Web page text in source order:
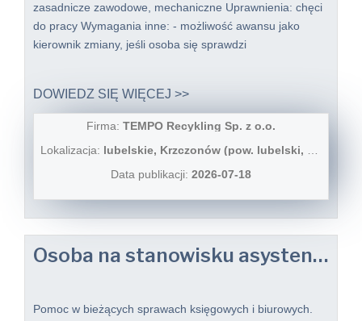
zasadnicze zawodowe, mechaniczne Uprawnienia: chęci
do pracy Wymagania inne: - możliwość awansu jako
kierownik zmiany, jeśli osoba się sprawdzi
DOWIEDZ SIĘ WIĘCEJ >>
Firma: TEMPO Recykling Sp. z o.o.
Lokalizacja: lubelskie, Krzczonów (pow. lubelski, gm. Krzczonów), Krzczonów
Data publikacji: 2026-07-18
Osoba na stanowisku asystent do spraw księgowości (k/m/o)
Pomoc w bieżących sprawach księgowych i biurowych.